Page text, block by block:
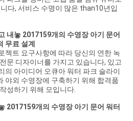
다, 서비스 수명이 많은 than10년입
내놓 2017159개의 수영장 아기 문어
무료 설계
젝트 요구사항에 따라 당신의 연한 녹
문 디자이너를 가지고 있습니다, 있고
의 아이디어 오큐아 워터 파크 슬라이
야외 수영장에 구축하기 위해 합격품
성하기 위해 모입니다.
2017159개의 수영장 아기 문어 워터